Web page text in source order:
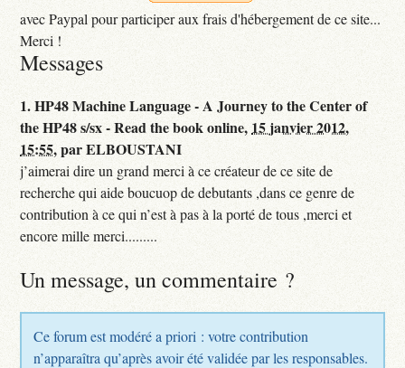
avec Paypal pour participer aux frais d'hébergement de ce site...
Merci !
Messages
1.HP48 Machine Language - A Journey to the Center of
the HP48 s/sx - Read the book online, 15 janvier 2012,
15:55,parELBOUSTANI
j’aimerai dire un grand merci à ce créateur de ce site de
recherche qui aide boucuop de debutants ,dans ce genre de
contribution à ce qui n’est à pas à la porté de tous ,merci et
encore mille merci.........
Un message, un commentaire ?
Ce forum est modéré a priori : votre contribution
n’apparaîtra qu’après avoir été validée par les responsables.